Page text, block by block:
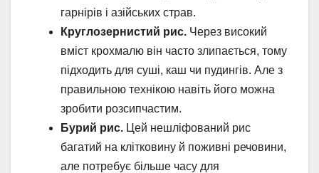
гарнірів і азійських страв.
Круглозернистий рис. Через високий
вміст крохмалю він часто злипається, тому
підходить для суші, каш чи пудингів. Але з
правильною технікою навіть його можна
зробити розсипчастим.
Бурий рис. Цей нешліфований рис
багатий на клітковину й поживні речовини,
але потребує більше часу для